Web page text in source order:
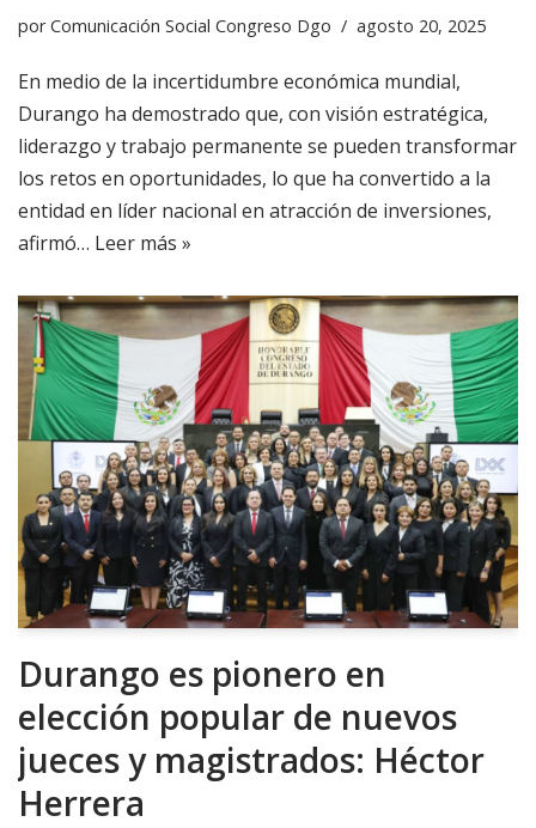
porComunicación Social Congreso Dgo agosto 20, 2025
En medio de la incertidumbre económica mundial,
Durango ha demostrado que, con visión estratégica,
liderazgo y trabajo permanente se pueden transformar
los retos en oportunidades, lo que ha convertido a la
entidad en líder nacional en atracción de inversiones,
afirmó… Leer más »
Durango es pionero en
elección popular de nuevos
jueces y magistrados: Héctor
Herrera